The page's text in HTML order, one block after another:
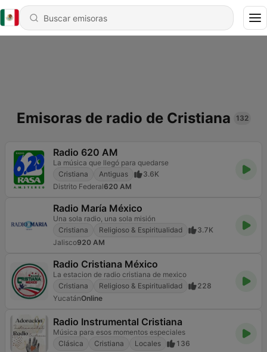
Emisoras de radio de Cristiana 132
Radio 620 AM
La música que llegó para quedarse
Cristiana
Antiguas
3.6K
Distrito Federal620 AM
Radio María México
Una sola radio, una sola misión
Cristiana
Religioso & Espiritualidad
3.7K
Jalisco920 AM
Radio Cristiana México
La estacion de radio cristiana de mexico
Cristiana
Religioso & Espiritualidad
228
YucatánOnline
Radio Instrumental Cristiana
Música para esos momentos especiales
Clásica
Cristiana Locales 136